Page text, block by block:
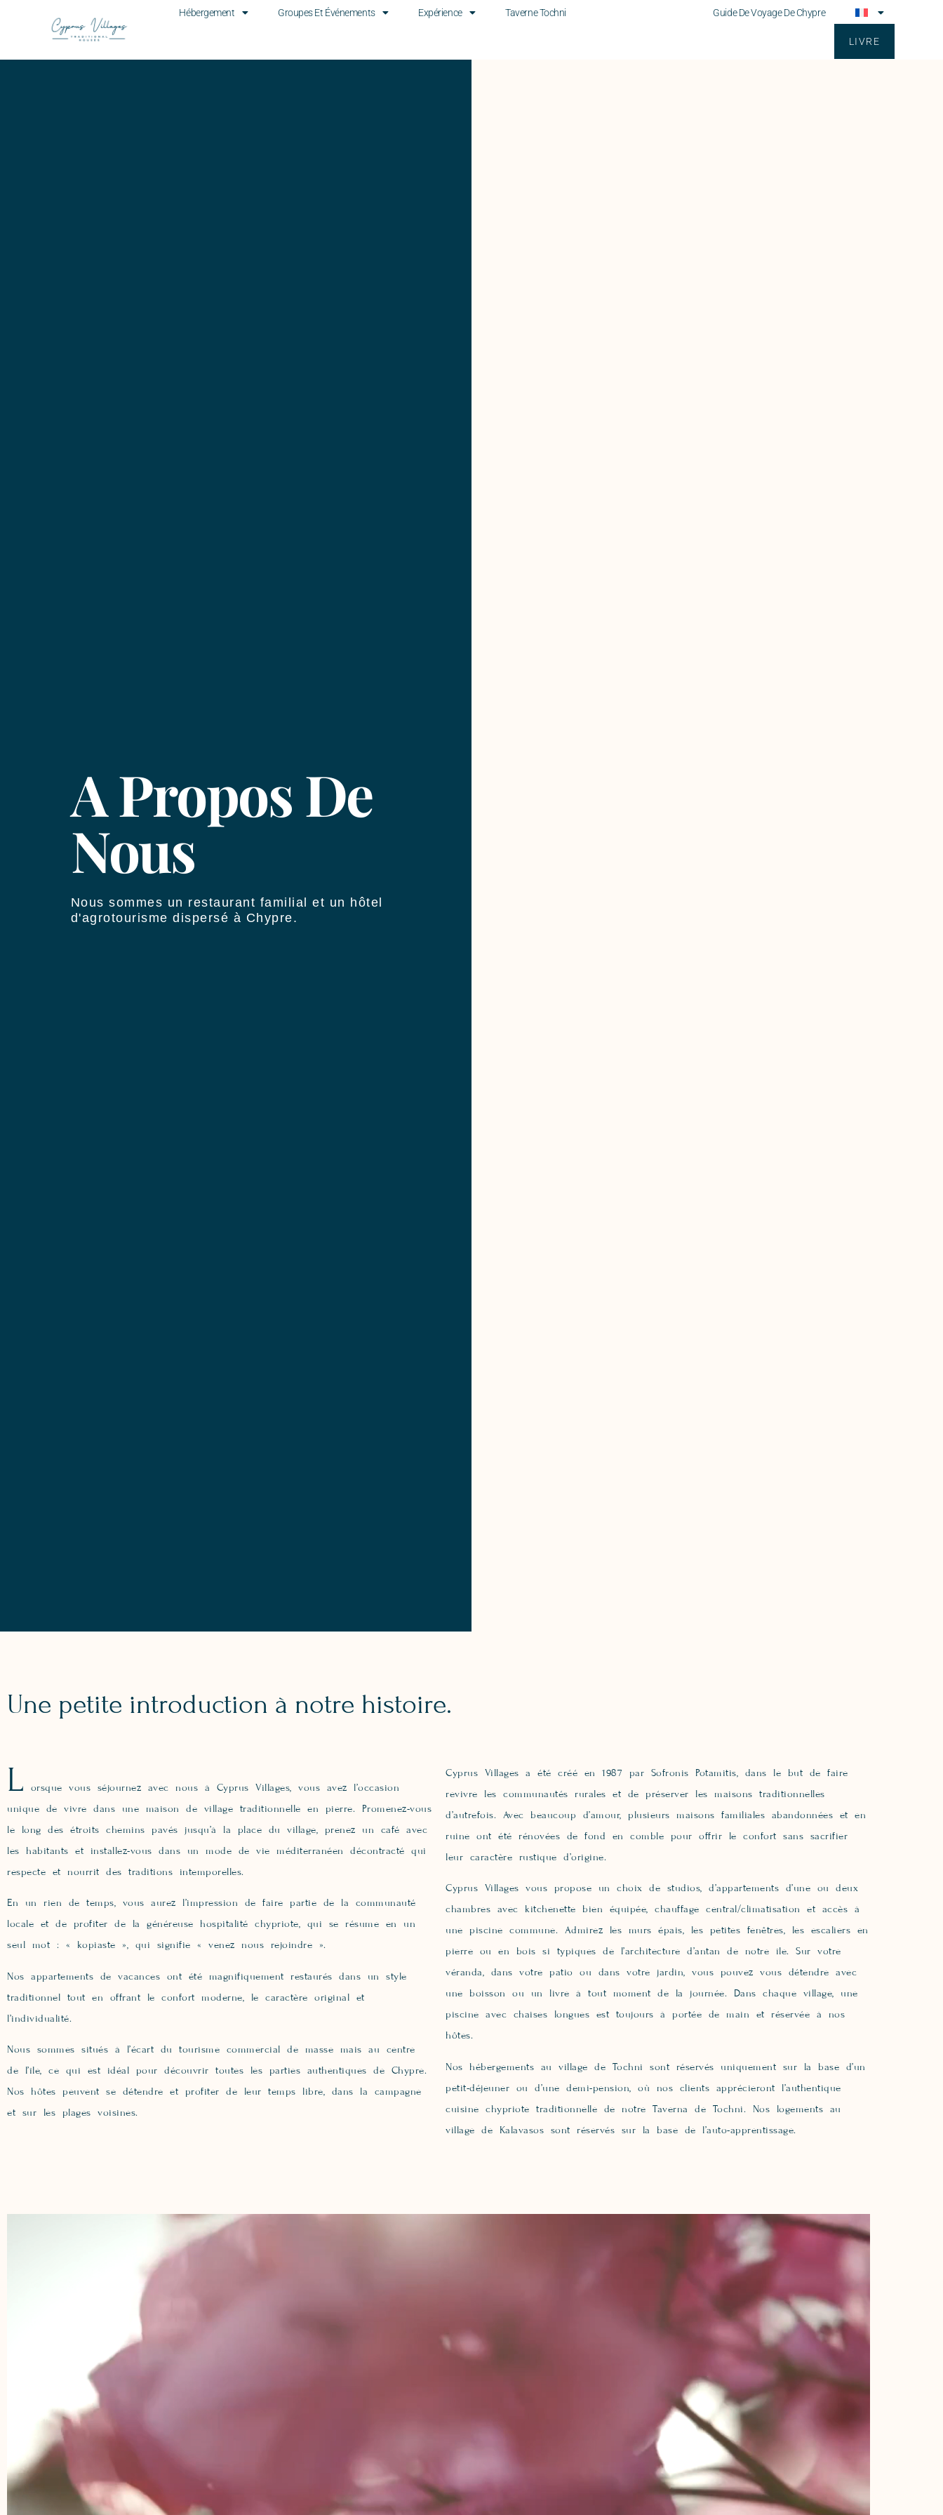
Hébergement Groupes Et Événements Expérience Taverne Tochni Guide De Voyage De Chypre
LIVRE
A Propos De
Nous
Nous sommes un restaurant familial et un hôtel
d'agrotourisme dispersé à Chypre.
Une petite introduction à notre histoire.
L
orsque vous séjournez avec nous à Cyprus Villages, vous avez l’occasion
unique de vivre dans une maison de village traditionnelle en pierre. Promenez-vous
le long des étroits chemins pavés jusqu’à la place du village, prenez un café avec
les habitants et installez-vous dans un mode de vie méditerranéen décontracté qui
respecte et nourrit des traditions intemporelles.
En un rien de temps, vous aurez l’impression de faire partie de la communauté
locale et de profiter de la généreuse hospitalité chypriote, qui se résume en un
seul mot : « kopiaste », qui signifie « venez nous rejoindre ».
Nos appartements de vacances ont été magnifiquement restaurés dans un style
traditionnel tout en offrant le confort moderne, le caractère original et
l’individualité.
Nous sommes situés à l’écart du tourisme commercial de masse mais au centre
de l’île, ce qui est idéal pour découvrir toutes les parties authentiques de Chypre.
Nos hôtes peuvent se détendre et profiter de leur temps libre, dans la campagne
et sur les plages voisines.
Cyprus Villages a été créé en 1987 par Sofronis Potamitis, dans le but de faire
revivre les communautés rurales et de préserver les maisons traditionnelles
d’autrefois. Avec beaucoup d’amour, plusieurs maisons familiales abandonnées et en
ruine ont été rénovées de fond en comble pour offrir le confort sans sacrifier
leur caractère rustique d’origine.
Cyprus Villages vous propose un choix de studios, d’appartements d’une ou deux
chambres avec kitchenette bien équipée, chauffage central/climatisation et accès à
une piscine commune. Admirez les murs épais, les petites fenêtres, les escaliers en
pierre ou en bois si typiques de l’architecture d’antan de notre île. Sur votre
véranda, dans votre patio ou dans votre jardin, vous pouvez vous détendre avec
une boisson ou un livre à tout moment de la journée. Dans chaque village, une
piscine avec chaises longues est toujours à portée de main et réservée à nos
hôtes.
Nos hébergements au village de Tochni sont réservés uniquement sur la base d’un
petit-déjeuner ou d’une demi-pension, où nos clients apprécieront l’authentique
cuisine chypriote traditionnelle de notre Taverna de Tochni. Nos logements au
village de Kalavasos sont réservés sur la base de l’auto-apprentissage.